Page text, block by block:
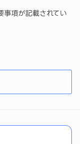
事項が記載されてい